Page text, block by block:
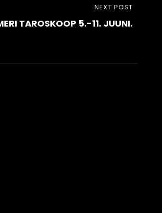
NEXT POST
TAROSKOOP 5.-11. JUUNI.